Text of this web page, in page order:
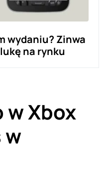
wydaniu? Zinwa
na rynku
w Xbox
w